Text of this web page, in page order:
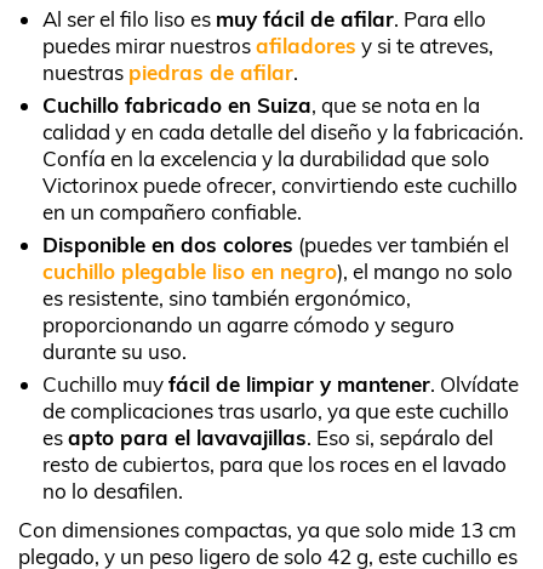
Al ser el filo liso es muy fácil de afilar. Para ello
puedes mirar nuestrosafiladores y si te atreves,
nuestras piedras de afilar.
Cuchillo fabricado en Suiza, que se nota en la
calidad y en cada detalle del diseño y la fabricación.
Confía en la excelencia y la durabilidad que solo
Victorinox puede ofrecer, convirtiendo este cuchillo
en un compañero confiable.
Disponible en dos colores (puedes ver también el
cuchillo plegable liso en negro), el mango no solo
es resistente, sino también ergonómico,
proporcionando un agarre cómodo y seguro
durante su uso.
Cuchillo muyfácil de limpiar y mantener. Olvídate
de complicaciones tras usarlo, ya que este cuchillo
esapto para el lavavajillas. Eso si, sepáralo del
resto de cubiertos, para que los roces en el lavado
no lo desafilen.
Con dimensiones compactas, ya que solo mide 13 cm
plegado, y un peso ligero de solo 42 g, este cuchillo es